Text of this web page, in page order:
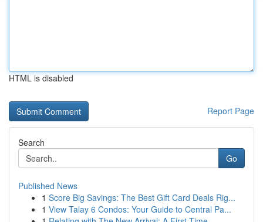
HTML is disabled
Report Page
Search
Go
Published News
1 Score Big Savings: The Best Gift Card Deals Rig...
1 View Talay 6 Condos: Your Guide to Central Pa...